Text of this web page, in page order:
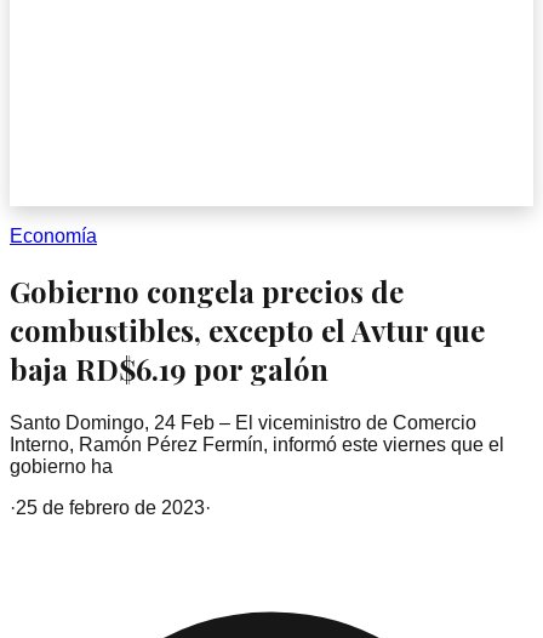
Economía
Gobierno congela precios de
combustibles, excepto el Avtur que
baja RD$6.19 por galón
Santo Domingo, 24 Feb – El viceministro de Comercio
Interno, Ramón Pérez Fermín, informó este viernes que el
gobierno ha
·25 de febrero de 2023·